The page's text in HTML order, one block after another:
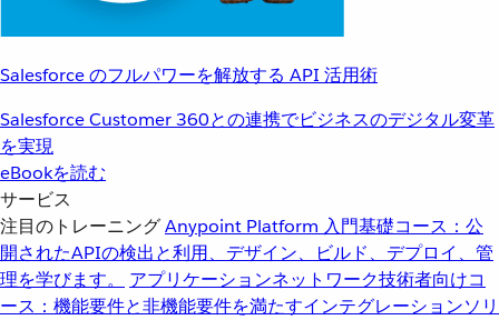
Salesforce のフルパワーを解放する API 活用術
Salesforce Customer 360との連携でビジネスのデジタル変革
を実現
eBookを読む
サービス
注目のトレーニングAnypoint Platform 入門基礎コース：公
開されたAPIの検出と利用、デザイン、ビルド、デプロイ、管
理を学びます。
アプリケーションネットワーク技術者向けコ
ース：機能要件と非機能要件を満たすインテグレーションソリ